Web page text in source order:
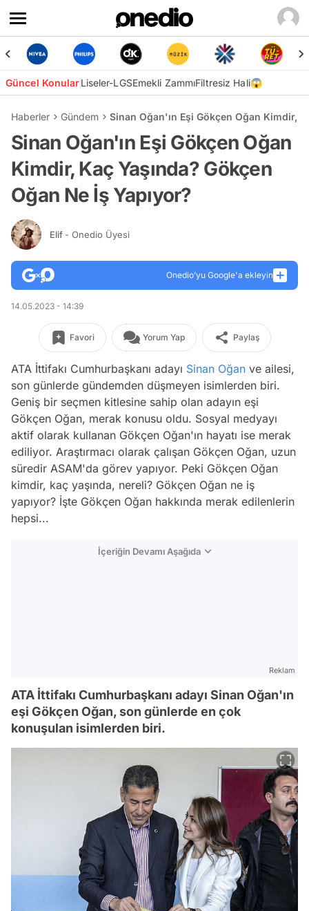
Güncel KonularLiseler-LGSEmekli ZammıFiltresiz Hali😱
Haberler Gündem Sinan Oğan'ın Eşi Gökçen Oğan Kimdir,
Sinan Oğan'ın Eşi Gökçen Oğan
Kimdir, Kaç Yaşında? Gökçen
Oğan Ne İş Yapıyor?
Elif - Onedio Üyesi
Onedio’yu Google'a ekleyin
14.05.2023 - 14:39
Favori Yorum Yap Paylaş
ATA İttifakı Cumhurbaşkanı adayı Sinan Oğan ve ailesi,
son günlerde gündemden düşmeyen isimlerden biri.
Geniş bir seçmen kitlesine sahip olan adayın eşi
Gökçen Oğan, merak konusu oldu. Sosyal medyayı
aktif olarak kullanan Gökçen Oğan'ın hayatı ise merak
ediliyor. Araştırmacı olarak çalışan Gökçen Oğan, uzun
süredir ASAM'da görev yapıyor. Peki Gökçen Oğan
kimdir, kaç yaşında, nereli? Gökçen Oğan ne iş
yapıyor? İşte Gökçen Oğan hakkında merak edilenlerin
hepsi...
İçeriğin Devamı Aşağıda
Reklam
ATA İttifakı Cumhurbaşkanı adayı Sinan Oğan'ın
eşi Gökçen Oğan, son günlerde en çok
konuşulan isimlerden biri.